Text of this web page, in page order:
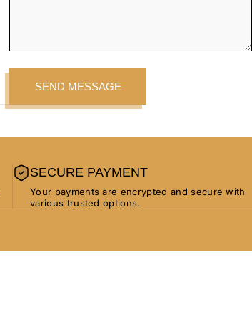
Message
Send message
SEND MESSAGE
SECURE PAYMENT
Your payments are encrypted and secure with
various trusted options.